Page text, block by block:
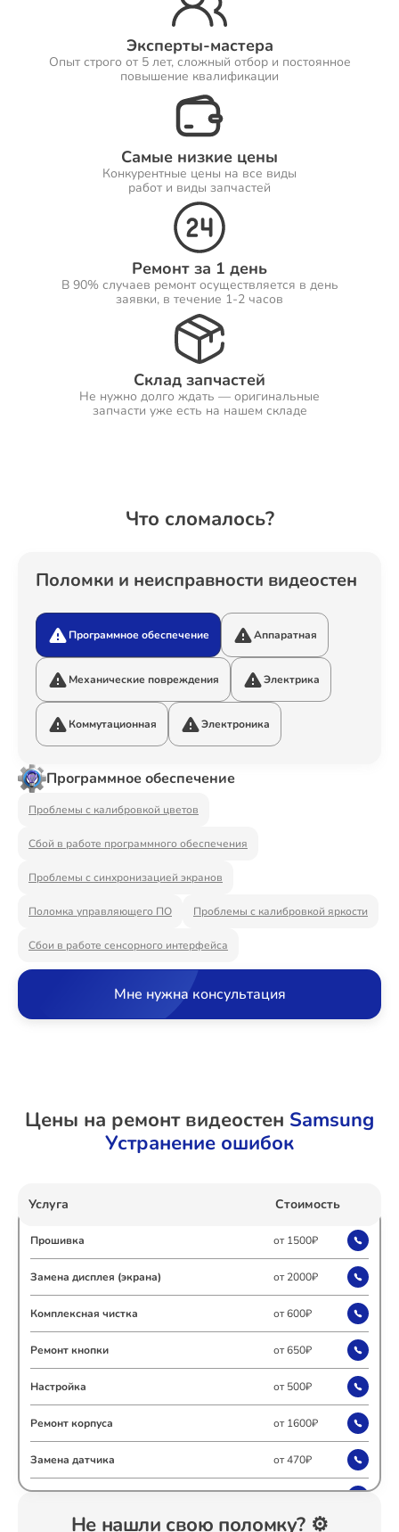
Эксперты-мастера
Опыт строго от 5 лет, сложный отбор и постоянное
повышение квалификации
Самые низкие цены
Конкурентные цены на все виды
работ и виды запчастей
Ремонт за 1 день
В 90% случаев ремонт осуществляется в день
заявки, в течение 1-2 часов
Склад запчастей
Не нужно долго ждать — оригинальные
запчасти уже есть на нашем складе
Что сломалось?
Поломки и неисправности видеостен
Программное обеспечение Аппаратная
Механические повреждения Электрика
Коммутационная Электроника
Программное обеспечение
Проблемы с калибровкой цветов
Сбой в работе программного обеспечения
Проблемы с синхронизацией экранов
Поломка управляющего ПО Проблемы с калибровкой яркости
Сбои в работе сенсорного интерфейса
Мне нужна консультация
Цены на ремонт видеостен Samsung
Устранение ошибок
Услуга Стоимость
Прошивка от 1500₽
Замена дисплея (экрана) от 2000₽
Комплексная чистка от 600₽
Ремонт кнопки от 650₽
Настройка от 500₽
Ремонт корпуса от 1600₽
Замена датчика от 470₽
Замена шнура от 600₽
Не нашли свою поломку? ⚙️
Ремонт Саундбаров
Ремонт VR систем
Ремонт Сабвуферов
Ремонт Посудомоечных машин
Ремонт Холодильников
Ремонт Варочных панелей
Ремонт Акустических систем
Ремонт Видеостен
Ремонт Водонагревателей
Ремонт Вытяжек
Ремонт Морозильных камер
Ремонт Кондиционеров
Ремонт Сушильных машин